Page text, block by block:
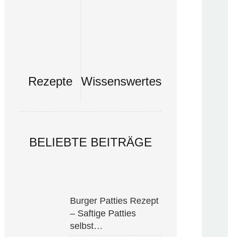
Rezepte Wissenswertes
BELIEBTE BEITRÄGE
Burger Patties Rezept
– Saftige Patties
selbst…